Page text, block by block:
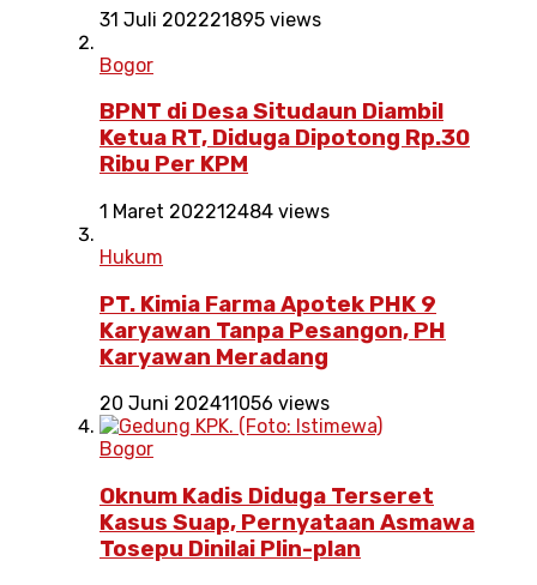
31 Juli 202221895 views
Bogor
BPNT di Desa Situdaun Diambil
Ketua RT, Diduga Dipotong Rp.30
Ribu Per KPM
1 Maret 202212484 views
Hukum
PT. Kimia Farma Apotek PHK 9
Karyawan Tanpa Pesangon, PH
Karyawan Meradang
20 Juni 202411056 views
Bogor
Oknum Kadis Diduga Terseret
Kasus Suap, Pernyataan Asmawa
Tosepu Dinilai Plin-plan